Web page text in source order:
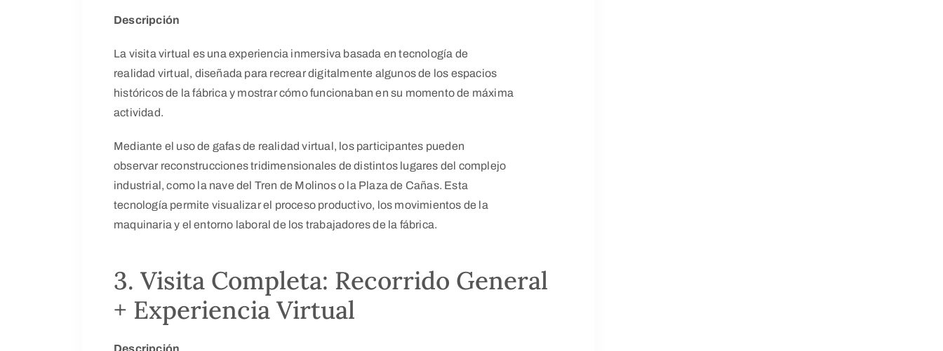
Descripción
La visita virtual es una experiencia inmersiva basada en tecnología de
realidad virtual, diseñada para recrear digitalmente algunos de los espacios
históricos de la fábrica y mostrar cómo funcionaban en su momento de máxima
actividad.
Mediante el uso de gafas de realidad virtual, los participantes pueden
observar reconstrucciones tridimensionales de distintos lugares del complejo
industrial, como la nave del Tren de Molinos o la Plaza de Cañas. Esta
tecnología permite visualizar el proceso productivo, los movimientos de la
maquinaria y el entorno laboral de los trabajadores de la fábrica.
3. Visita Completa: Recorrido General
+ Experiencia Virtual